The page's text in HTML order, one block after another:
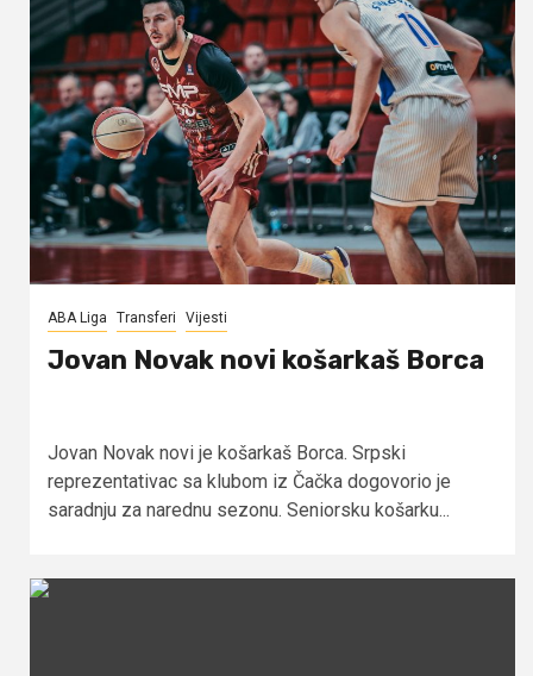
ABA Liga Transferi Vijesti
Jovan Novak novi košarkaš Borca
Jovan Novak novi je košarkaš Borca. Srpski
reprezentativac sa klubom iz Čačka dogovorio je
saradnju za narednu sezonu. Seniorsku košarku...